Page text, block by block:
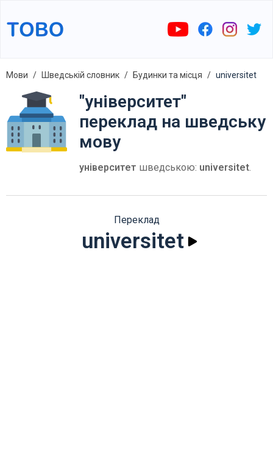
Мови Шведській словник Будинки та місця universitet
"університет"
переклад на шведську
мову
університет шведською: universitet.
Переклад
universitet